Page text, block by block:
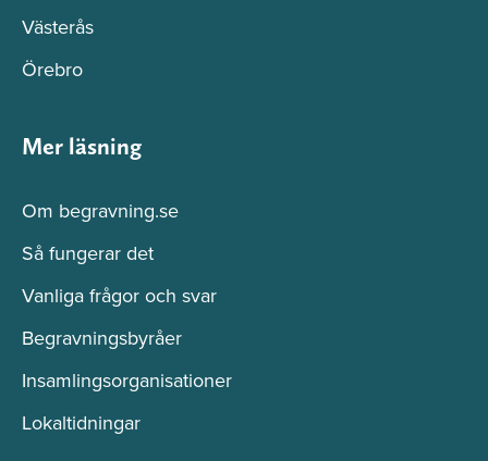
Västerås
Örebro
Mer läsning
Om begravning.se
Så fungerar det
Vanliga frågor och svar
Begravningsbyråer
Insamlingsorganisationer
Lokaltidningar